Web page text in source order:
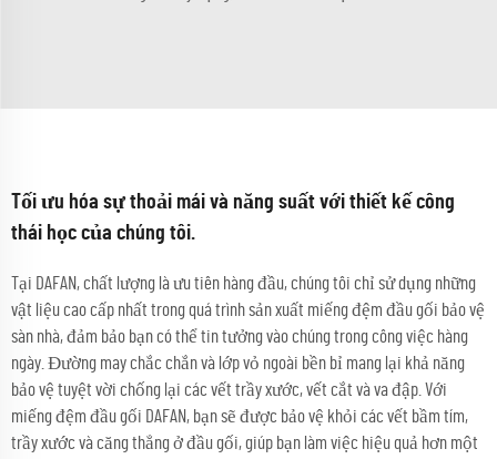
Tối ưu hóa sự thoải mái và năng suất với thiết kế công
thái học của chúng tôi.
Tại DAFAN, chất lượng là ưu tiên hàng đầu, chúng tôi chỉ sử dụng những
vật liệu cao cấp nhất trong quá trình sản xuất miếng đệm đầu gối bảo vệ
sàn nhà, đảm bảo bạn có thể tin tưởng vào chúng trong công việc hàng
ngày. Đường may chắc chắn và lớp vỏ ngoài bền bỉ mang lại khả năng
bảo vệ tuyệt vời chống lại các vết trầy xước, vết cắt và va đập. Với
miếng đệm đầu gối DAFAN, bạn sẽ được bảo vệ khỏi các vết bầm tím,
trầy xước và căng thẳng ở đầu gối, giúp bạn làm việc hiệu quả hơn một